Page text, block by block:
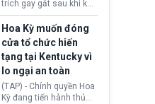
tục che giấu hành vi, tạo
thêm danh tính khác
nhằm duy trì hoạt động
trích gay gắt sau khi kế
hoạch thương mại hoá
World Cup bị phanh phui,
Chủ tịch Gianni Infantino
tiếp tục đối mặt cáo
buộc dùng sức ép tài
chính để đổi lấy sự ủng
chính trị từ Liên đoàn
Bóng đá Jordan. Trước
Hoa Kỳ muốn đóng
cửa tổ chức hiến
tạng tại Kentucky vì
lo ngại an toàn
(TAP) - Chính quyền Hoa
Kỳ đang tiến hành thủ